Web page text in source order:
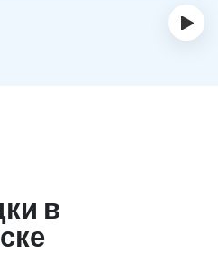
так я и сделал.
›
в